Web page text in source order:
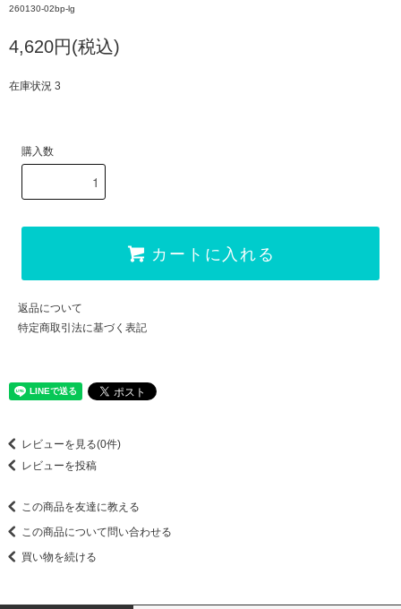
260130-02bp-lg
4,620円(税込)
在庫状況 3
購入数
カートに入れる
返品について
特定商取引法に基づく表記
レビューを見る(0件)
レビューを投稿
この商品を友達に教える
この商品について問い合わせる
買い物を続ける